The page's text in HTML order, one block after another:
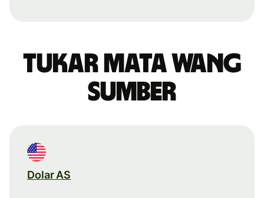
Tukar mata wang
sumber
Dolar AS